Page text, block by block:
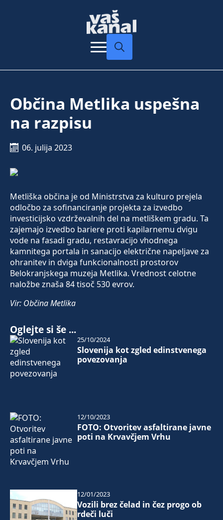
Občina Metlika uspešna
na razpisu
06. julija 2023
Metliška občina je od Ministrstva za kulturo prejela
odločbo za sofinanciranje projekta za izvedbo
investicijsko vzdrževalnih del na metliškem gradu. Ta
zajemajo izvedbo bariere proti kapilarnemu dvigu
vode na fasadi gradu, restavracijo vhodnega
kamnitega portala in sanacijo električne napeljave za
ohranitev in dviga funkcionalnosti prostorov
Belokranjskega muzeja Metlika. Vrednost celotne
naložbe znaša 84 tisoč 530 evrov.
Vir: Občina Metlika
Oglejte si še ...
Slovenija kot zgled edinstvenega
povezovanja
25/10/2024
FOTO: Otvoritev asfaltirane javne
poti na Krvavčjem Vrhu
12/10/2023
Vozili brez čelad in čez progo ob
rdeči luči
12/01/2023